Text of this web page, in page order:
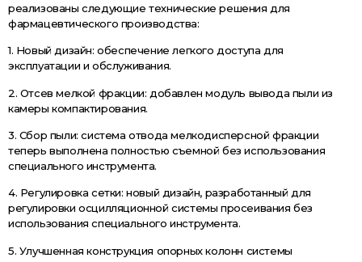
реализованы следующие технические решения для
фармацевтического производства:
1. Новый дизайн: обеспечение легкого доступа для
эксплуатации и обслуживания.
2. Отсев мелкой фракции: добавлен модуль вывода пыли из
камеры компактирования.
3. Сбор пыли: система отвода мелкодисперсной фракции
теперь выполнена полностью съемной без использования
специального инструмента.
4. Регулировка сетки: новый дизайн, разработанный для
регулировки осцилляционной системы просеивания без
использования специального инструмента.
5. Улучшенная конструкция опорных колонн системы